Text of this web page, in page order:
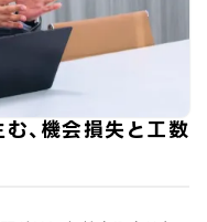
、機会損失と工数